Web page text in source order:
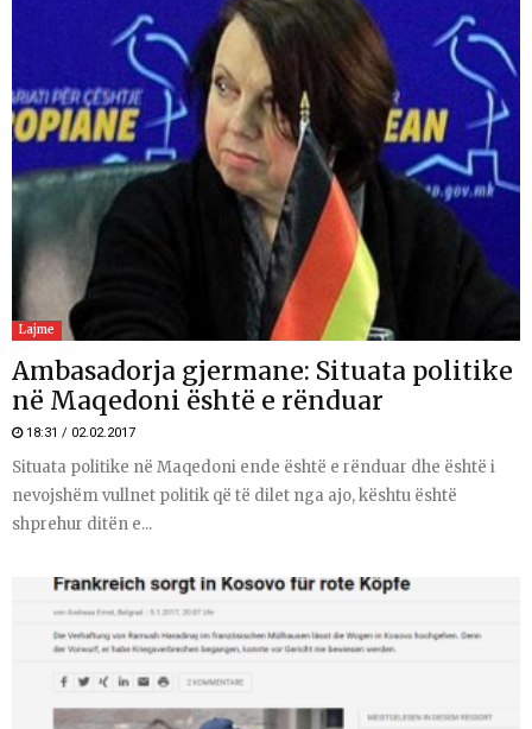
Lajme
Ambasadorja gjermane: Situata politike
në Maqedoni është e rënduar
18:31 / 02.02.2017
Situata politike në Maqedoni ende është e rënduar dhe është i
nevojshëm vullnet politik që të dilet nga ajo, kështu është
shprehur ditën e...